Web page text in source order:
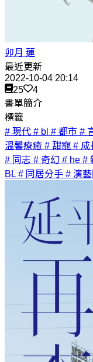
卯月 蓮
最近更新
2022-10-04 20:14
25
4
書單簡介
標籤
# 現代 # bl # 都市 #
溫馨療癒 # 甜寵 # 成
# 同志 # 奇幻 # he #
BL # 同居分手 # 演藝